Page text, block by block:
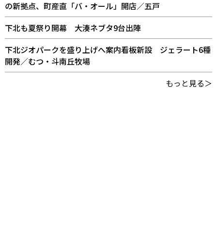
の新拠点、町産直「バ・オール」開店／五戸
下北も夏祭り開幕 大湊ネブタ9台出陣
下北ジオパークを盛り上げへ案内看板新設 ジェラート6種
開発／むつ・斗南丘牧場
もっと見る＞